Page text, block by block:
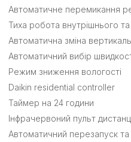
Автоматичне перемикання
Тиха робота внутрішнього
Автоматична зміна
Автоматичний вибір
Режим зниження вологості
Daikin residential controller
Таймер на 24 години
Інфрачервоний пульт
Автоматичний перезапуск та